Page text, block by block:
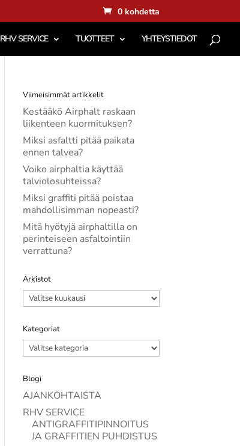
0 kohdetta
RHV SERVICE TUOTTEET YHTEYSTIEDOT
Viimeisimmät artikkelit
Kestääkö Airphalt raskaan
liikenteen kuormituksen?
Miksi asfaltti pitää paikata
ennen talvea?
Voiko airphaltia käyttää
talviolosuhteissa?
Miksi graffiti pitää poistaa
mahdollisimman nopeasti?
Mitä hyötyjä airphaltilla on
perinteiseen asfaltointiin
verrattuna?
Arkistot
Arkistot
Kategoriat
Kategoriat
Blogi
AJANKOHTAISTA
RHV SERVICE
ANTIGRAFFITIPINNOITUS
JA GRAFFITIEN PUHDISTUS